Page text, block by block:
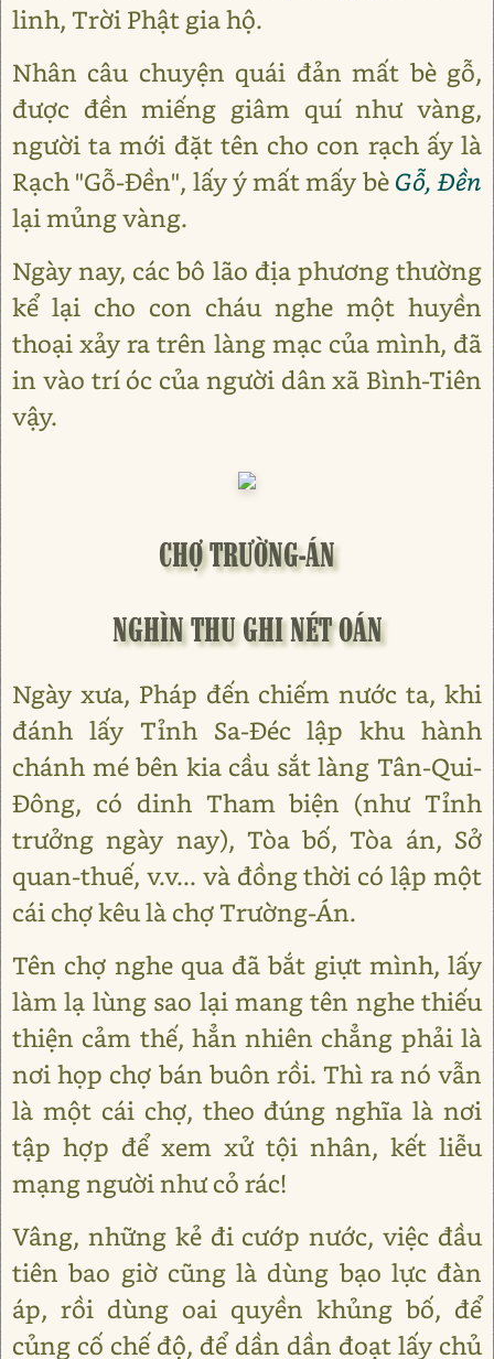
linh, Trời Phật gia hộ.
Nhân câu chuyện quái đản mất bè gỗ,
được đền miếng giâm quí như vàng,
người ta mới đặt tên cho con rạch ấy là
Rạch "Gỗ-Đền", lấy ý mất mấy bè Gỗ, Đền
lại mủng vàng.
Ngày nay, các bô lão địa phương thường
kể lại cho con cháu nghe một huyền
thoại xảy ra trên làng mạc của mình, đã
in vào trí óc của người dân xã Bình-Tiên
vậy.
CHỢ TRƯỜNG-ÁN
NGHÌN THU GHI NÉT OÁN
Ngày xưa, Pháp đến chiếm nước ta, khi
đánh lấy Tỉnh Sa-Đéc lập khu hành
chánh mé bên kia cầu sắt làng Tân-Qui-
Đông, có dinh Tham biện (như Tỉnh
trưởng ngày nay), Tòa bố, Tòa án, Sở
quan-thuế, v.v... và đồng thời có lập một
cái chợ kêu là chợ Trường-Án.
Tên chợ nghe qua đã bắt giựt mình, lấy
làm lạ lùng sao lại mang tên nghe thiếu
thiện cảm thế, hẳn nhiên chẳng phải là
nơi họp chợ bán buôn rồi. Thì ra nó vẫn
là một cái chợ, theo đúng nghĩa là nơi
tập hợp để xem xử tội nhân, kết liễu
mạng người như cỏ rác!
Vâng, những kẻ đi cướp nước, việc đầu
tiên bao giờ cũng là dùng bạo lực đàn
áp, rồi dùng oai quyền khủng bố, để
củng cố chế độ, để dần dần đoạt lấy chủ